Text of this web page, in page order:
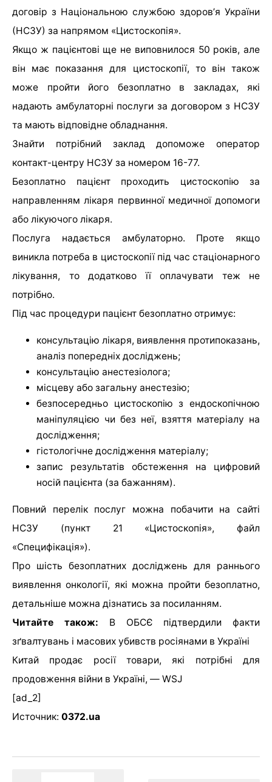
договір з Національною службою здоровʼя України
(НСЗУ) за напрямом «Цистоскопія».
Якщо ж пацієнтові ще не виповнилося 50 років, але
він має показання для цистоскопії, то він також
може пройти його безоплатно в закладах, які
надають амбулаторні послуги за договором з НСЗУ
та мають відповідне обладнання.
Знайти потрібний заклад допоможе оператор
контакт-центру НСЗУ за номером 16-77.
Безоплатно пацієнт проходить цистоскопію за
направленням лікаря первинної медичної допомоги
або лікуючого лікаря.
Послуга надається амбулаторно. Проте якщо
виникла потреба в цистоскопії під час стаціонарного
лікування, то додатково її оплачувати теж не
потрібно.
Під час процедури пацієнт безоплатно отримує:
консультацію лікаря, виявлення протипоказань,
аналіз попередніх досліджень;
консультацію анестезіолога;
місцеву або загальну анестезію;
безпосередньо цистоскопію з ендоскопічною
маніпуляцією чи без неї, взяття матеріалу на
дослідження;
гістологічне дослідження матеріалу;
запис результатів обстеження на цифровий
носій пацієнта (за бажанням).
Повний перелік послуг можна побачити на сайті
НСЗУ (пункт 21 «Цистоскопія», файл
«Специфікація»).
Про шість безоплатних досліджень для раннього
виявлення онкології, які можна пройти безоплатно,
детальніше можна дізнатись за посиланням.
Читайте також: В ОБСЄ підтвердили факти
зґвалтувань і масових убивств росіянами в Україні
Китай продає росії товари, які потрібні для
продовження війни в Україні, — WSJ
[ad_2]
Источник: 0372.ua